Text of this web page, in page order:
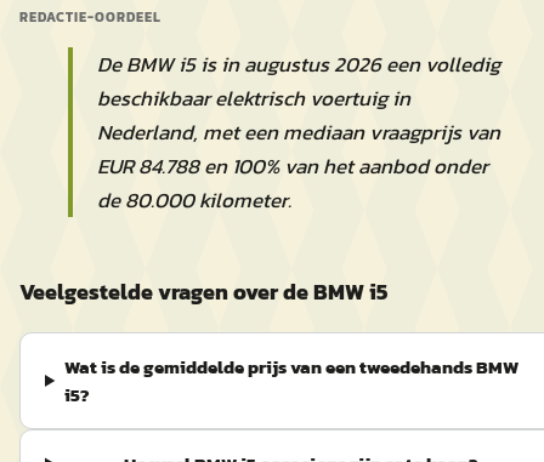
REDACTIE-OORDEEL
De BMW i5 is in augustus 2026 een volledig
beschikbaar elektrisch voertuig in
Nederland, met een mediaan vraagprijs van
EUR 84.788 en 100% van het aanbod onder
de 80.000 kilometer.
Veelgestelde vragen over de BMW i5
Wat is de gemiddelde prijs van een tweedehands BMW
i5?